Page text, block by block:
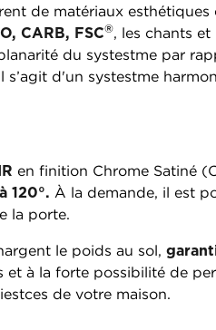
de matériaux
CARB, FSC®, les chants
du systestme par
d'un systestme
en finition Chrome Satiné
120°. À la demande, il est
la porte.
le poids au sol,
à la forte possibilité de
de votre maison.